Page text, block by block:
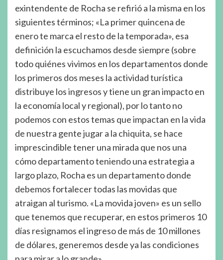
exintendente de Rocha se refirió a la misma en los
siguientes términos; «La primer quincena de
enero te marca el resto de la temporada», esa
definición la escuchamos desde siempre (sobre
todo quiénes vivimos en los departamentos donde
los primeros dos meses la actividad turística
distribuye los ingresos y tiene un gran impacto en
la economía local y regional), por lo tanto no
podemos con estos temas que impactan en la vida
de nuestra gente jugar a la chiquita, se hace
imprescindible tener una mirada que nos una
cómo departamento teniendo una estrategia a
largo plazo, Rocha es un departamento donde
debemos fortalecer todas las movidas que
atraigan al turismo. «La movida joven» es un sello
que tenemos que recuperar, en estos primeros 10
días resignamos el ingreso de más de 10 millones
de dólares, generemos desde ya las condiciones